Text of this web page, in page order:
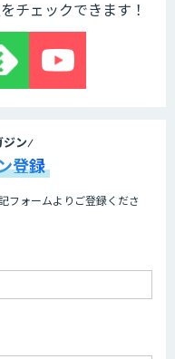
チェックできます！
ジン
登録
フォームよりご登録くださ